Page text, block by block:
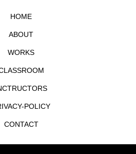
HOME
ABOUT
WORKS
POLICY
CONTACT